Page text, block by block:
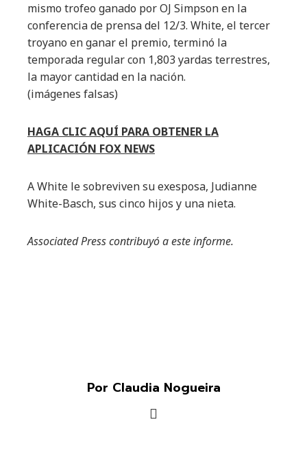
mismo trofeo ganado por OJ Simpson en la
conferencia de prensa del 12/3. White, el tercer
troyano en ganar el premio, terminó la
temporada regular con 1,803 yardas terrestres,
la mayor cantidad en la nación.
(imágenes falsas)
HAGA CLIC AQUÍ PARA OBTENER LA
APLICACIÓN FOX NEWS
A White le sobreviven su exesposa, Judianne
White-Basch, sus cinco hijos y una nieta.
Associated Press contribuyó a este informe.
Por Claudia Nogueira